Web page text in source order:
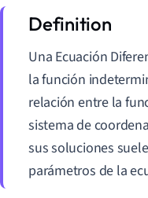
Una Ecuación
la función
relación entre la
sistema de
sus soluciones
parámetros de la